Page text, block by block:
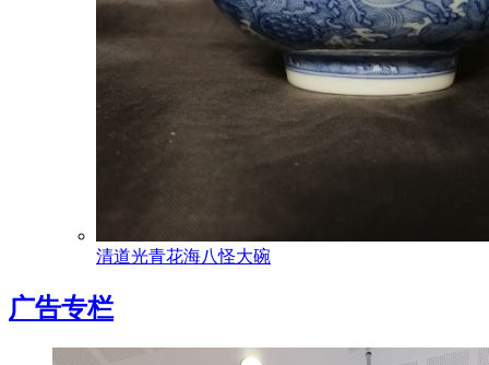
清道光青花海八怪大碗
广告专栏